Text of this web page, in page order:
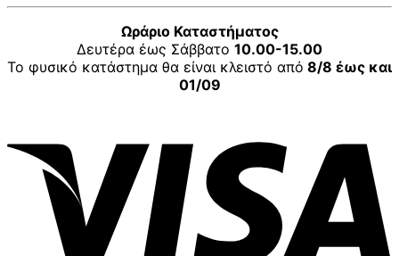
Ωράριο Καταστήματος
Δευτέρα έως Σάββατο 10.00-15.00
Το φυσικό κατάστημα θα είναι κλειστό από 8/8 έως και
01/09